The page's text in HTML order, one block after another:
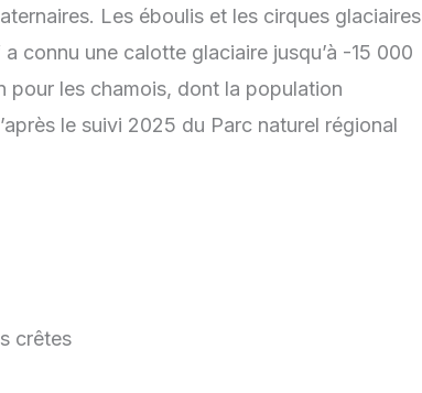
Les éboulis et les cirques glaciaires
connu une calotte glaciaire jusqu’à -15 000
pour les chamois, dont la population
le suivi 2025 du Parc naturel régional
crêtes